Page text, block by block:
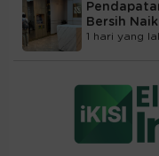
Bersih
1 hari yang